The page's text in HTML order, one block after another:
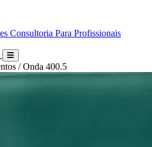
Consultoria Para Profissionais
/ Onda 400.5